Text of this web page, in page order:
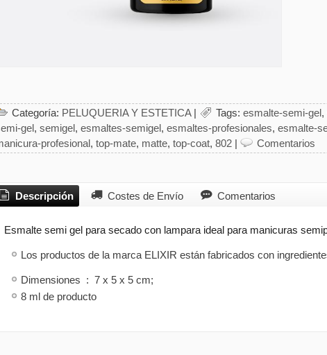
Categoría: PELUQUERIA Y ESTETICA| Tags: esmalte-semi-gel
gel semigel esmaltes-semigel esmaltes-profesionales esmalte-
profesional top-mate matte top-coat 802 | Comentarios
Descripción Costes de Envío Comentarios
Esmalte semi gel para secado con lampara ideal para manicuras
Los productos de la marca ELIXIR están fabricados con
Dimensiones ‏ : ‎7 x 5 x 5 cm;
8 ml de producto